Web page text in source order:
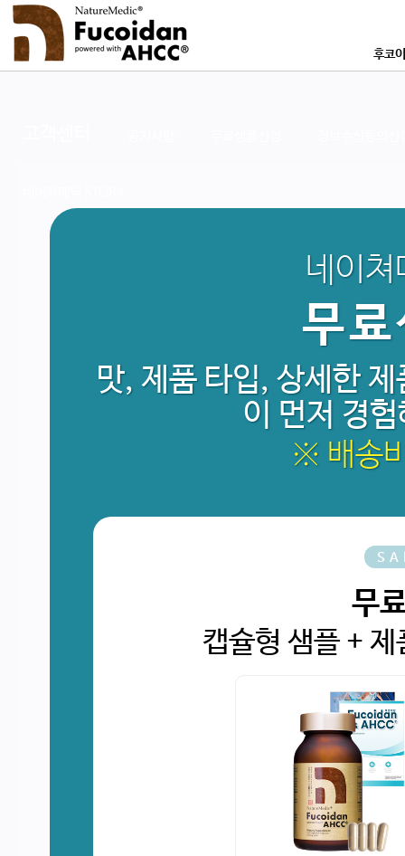
후코
네이쳐
무
맛, 제품 타입, 상세한
이 먼저 경
※ 배송
무
캡슐형 샘플 +